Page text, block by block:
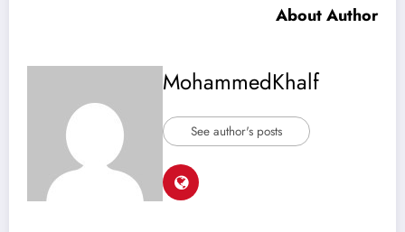
About Author
MohammedKhalf
See author's posts